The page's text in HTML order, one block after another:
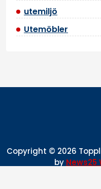
utemiljö
Utemöbler
Copyright © 2026
by News25